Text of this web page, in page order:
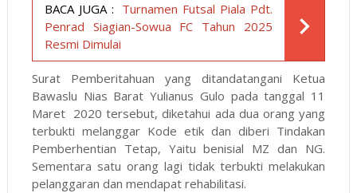
BACA JUGA : Turnamen Futsal Piala Pdt.
Penrad Siagian-Sowua FC Tahun 2025
Resmi Dimulai
Surat Pemberitahuan yang ditandatangani Ketua
Bawaslu Nias Barat Yulianus Gulo pada tanggal 11
Maret 2020 tersebut, diketahui ada dua orang yang
terbukti melanggar Kode etik dan diberi Tindakan
Pemberhentian Tetap, Yaitu benisial MZ dan NG.
Sementara satu orang lagi tidak terbukti melakukan
pelanggaran dan mendapat rehabilitasi.